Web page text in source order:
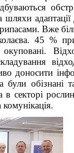
шляхи
Вже
45 %
доносити
були обізнані
в секторі